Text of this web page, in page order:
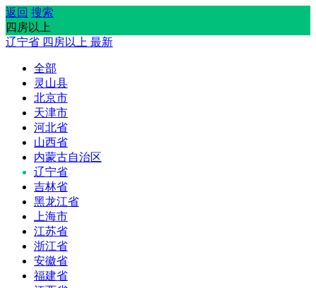
返回 搜索
四房以上
辽宁省 四房以上 最新
全部
灵山县
北京市
天津市
河北省
山西省
内蒙古自治区
辽宁省
吉林省
黑龙江省
上海市
江苏省
浙江省
安徽省
福建省